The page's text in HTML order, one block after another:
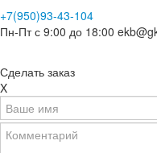
+7(950)93-43-104
Пн-Пт с 9:00 до 18:00
Сделать заказ
X